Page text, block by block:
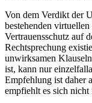
Von dem Verdikt der
bestehenden
Vertrauensschutz auf
Rechtsprechung
unwirksamen
ist, kann nur
Empfehlung ist daher
empfiehlt es sich nicht